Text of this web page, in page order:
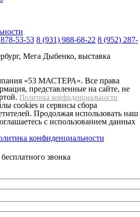
53-53 8 (931) 988-68-22 8 (952) 287-
Мега Дыбенко, выставка
«53 МАСТЕРА». Все права
представленные на сайте, не
Политика конфиденциальности
cookies и сервисы сбора
Продолжая использовать наш
с использованием данных
конфиденциальности
бесплатного звонка